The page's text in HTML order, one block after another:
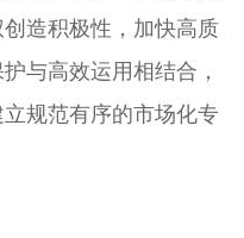
造积极性，加快高质
与高效运用相结合，
规范有序的市场化专